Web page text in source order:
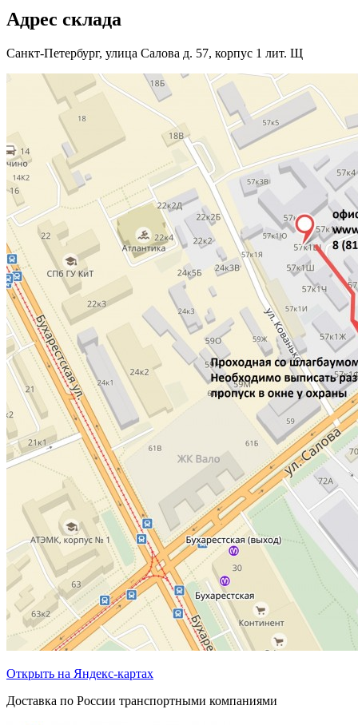
Адрес склада
Санкт-Петербург, улица Салова д. 57, корпус 1 лит. Щ
Открыть на Яндекс-картах
Доставка по России транспортными компаниями